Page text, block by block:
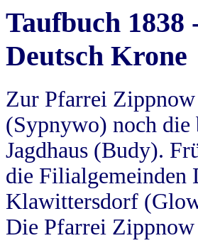
Taufbuch
Deutsch Krone
Zur Pfarrei
(Sypnywo) noch
Jagdhaus (Budy).
die Filialgemeinden
Klawittersdorf
Die Pfarrei Zippnow